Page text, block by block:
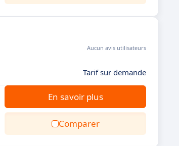
Aucun avis utilisateurs
Tarif sur demande
En savoir plus
Comparer